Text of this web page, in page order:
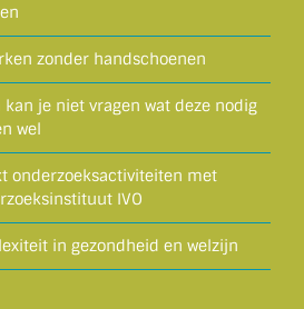
zonder handschoenen
kan je niet vragen wat deze nodig
wel
onderzoeksactiviteiten met
IVO
in gezondheid en welzijn